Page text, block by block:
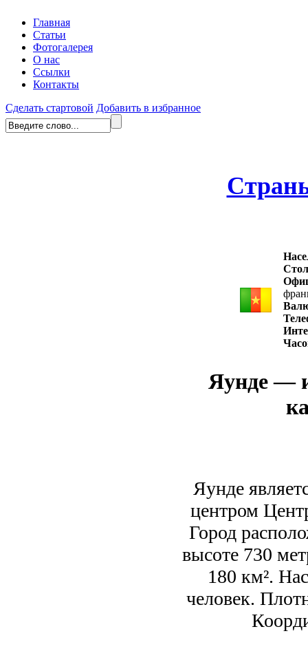
Главная
Статьи
Фотогалерея
О нас
Ссылки
Контакты
Сделать стартовой Добавить в избранное
Яунде —
Яунде
центром
Город
высоте 730
180 км².
человек.